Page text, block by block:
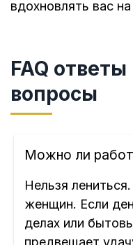
вдохновлять вас
FAQ
вопросы
Можно ли
Нельзя
женщин. Если
делах или